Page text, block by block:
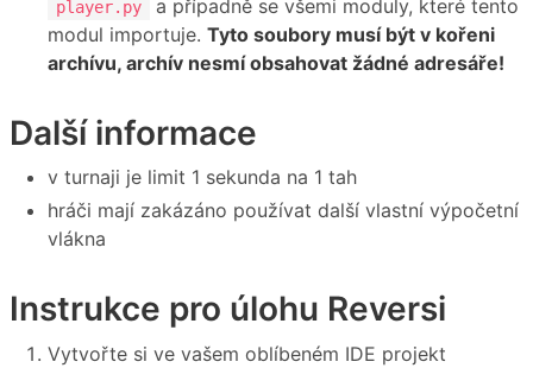
player.py
a případně se všemi moduly, které tento
modul importuje. Tyto soubory musí být v kořeni
archívu, archív nesmí obsahovat žádné adresáře!
Další informace
v turnaji je limit 1 sekunda na 1 tah
hráči mají zakázáno používat další vlastní výpočetní
vlákna
Instrukce pro úlohu Reversi
Vytvořte si ve vašem oblíbeném IDE projekt